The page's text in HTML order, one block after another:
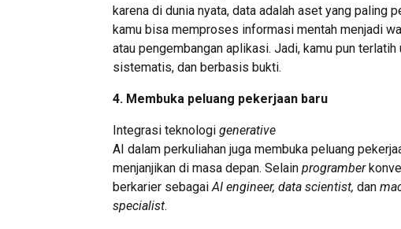
karena di dunia nyata, data adalah aset yang paling
kamu bisa memproses informasi mentah menjadi
atau pengembangan aplikasi. Jadi, kamu pun
sistematis, dan berbasis bukti.
4. Membuka peluang pekerjaan baru
Integrasi teknologi generative
AI dalam perkuliahan juga membuka peluang
menjanjikan di masa depan. Selain programber
berkarier sebagaiAI engineer, data scientist, dan
specialist.